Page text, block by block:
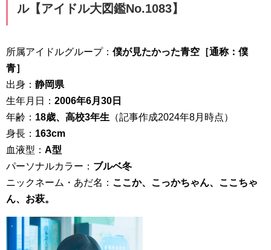
ル【アイドル大図鑑No.1083】
所属アイドルグループ： 僕が見たかった青空［通称：僕
青］
出身： 静岡県
生年月日： 2006年6月30日
年齢： 18歳、高校3年生 （記事作成2024年8月時点）
身長： 163cm
血液型： A型
パーソナルカラー： ブルベ冬
ニックネーム・あだ名： ここか、こっかちゃん、ここちゃ
ん、お萩。